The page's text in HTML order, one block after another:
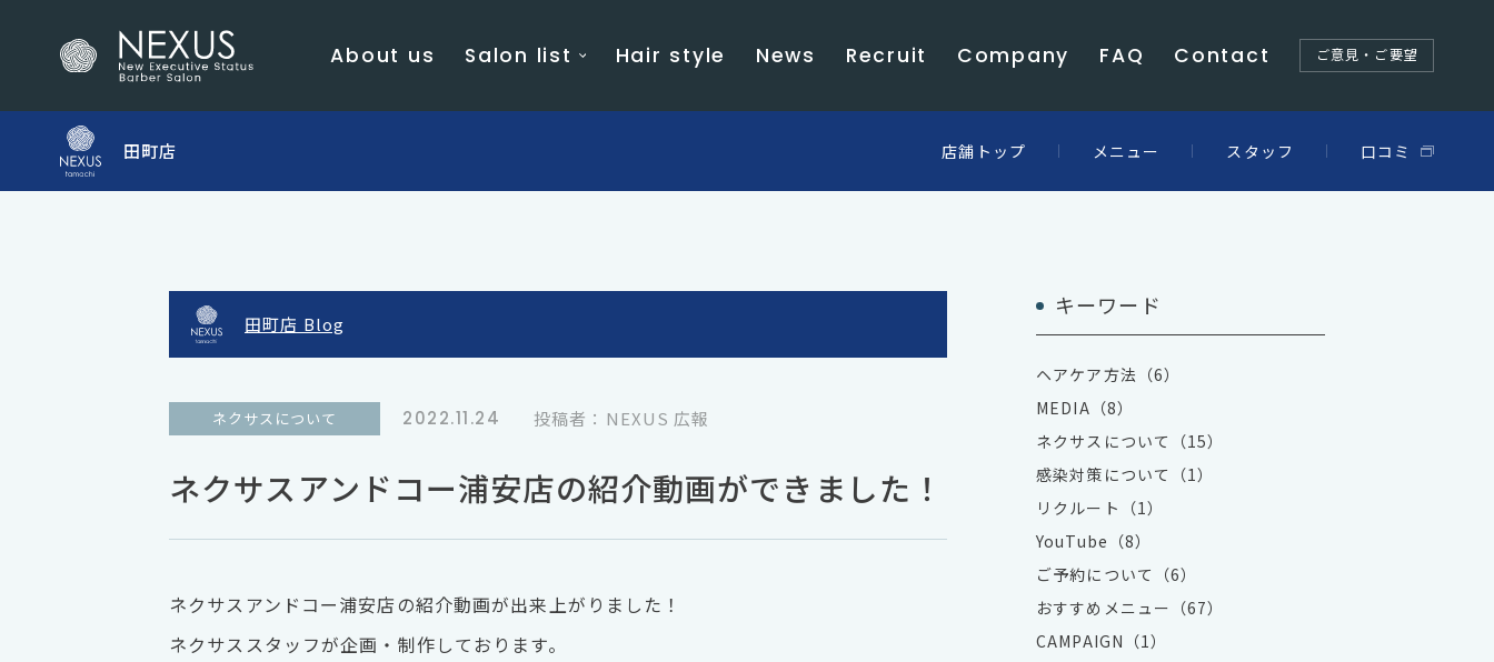
About us Salon list Hair style News Recruit Company FAQ Contact ご意見・ご要望
田町店 Blog
ネクサスアンドコー浦安店の紹介動画ができました！
ネクサスについて 2022.11.24 投稿者：NEXUS 広報
ネクサスアンドコー浦安店の紹介動画が出来上がりました！
ネクサススタッフが企画・制作しております。
キーワード
ヘアケア方法（6）
MEDIA（8）
ネクサスについて（15）
感染対策について（1）
リクルート（1）
YouTube（8）
ご予約について（6）
おすすめメニュー（67）
CAMPAIGN（1）
田町店 店舗トップ メニュー スタッフ 口コミ